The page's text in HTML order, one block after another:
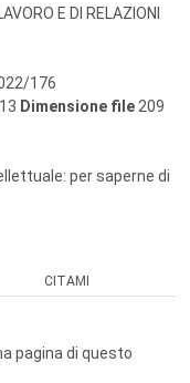
E DI RELAZIONI
176
Dimensione file 209
per saperne di
CITAMI
pagina di questo